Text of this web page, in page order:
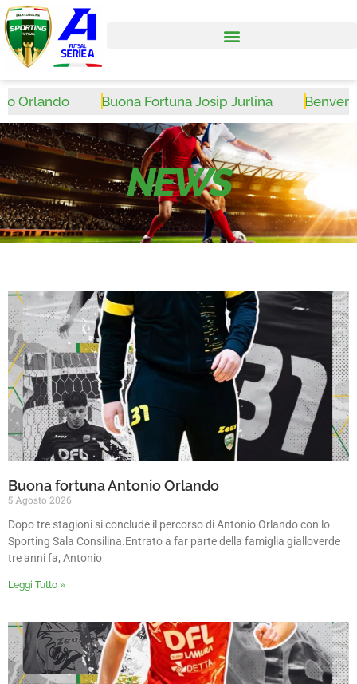
Buona Fortuna Josip Jurlina
NEWS
Buona fortuna Antonio Orlando
5 Agosto 2026
Dopo tre stagioni si conclude il percorso di Antonio Orlando con lo
Sporting Sala Consilina.Entrato a far parte della famiglia gialloverde
tre anni fa, Antonio
Leggi Tutto »